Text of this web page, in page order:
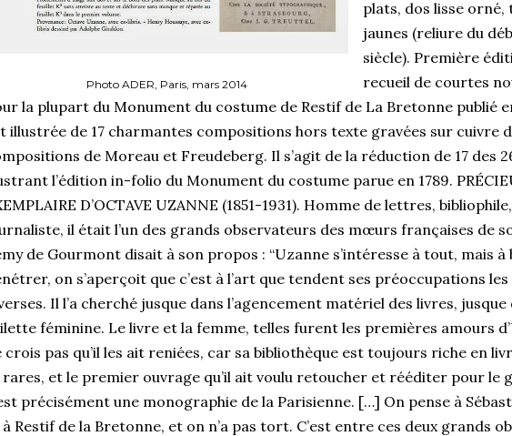
Photo ADER, Paris, mars 2014
plats, dos lisse orné,
jaunes (reliure du
siècle). Première
recueil de courtes
la plupart du Monument du costume de Restif de La Bretonne publié
illustrée de 17 charmantes compositions hors texte gravées sur cuivre
de Moreau et Freudeberg. Il s’agit de la réduction de 17 des
l’édition in-folio du Monument du costume parue en 1789.
D’OCTAVE UZANNE (1851-1931). Homme de lettres,
il était l’un des grands observateurs des mœurs françaises de
de Gourmont disait à son propos : “Uzanne s’intéresse à tout, mais à
on s’aperçoit que c’est à l’art que tendent ses préoccupations les
Il l’a cherché jusque dans l’agencement matériel des livres, jusque
féminine. Le livre et la femme, telles furent les premières amours
crois pas qu’il les ait reniées, car sa bibliothèque est toujours riche en
et le premier ouvrage qu’il ait voulu retoucher et rééditer pour le
précisément une monographie de la Parisienne. […] On pense à
Restif de la Bretonne, et on n’a pas tort. C’est entre ces deux grands